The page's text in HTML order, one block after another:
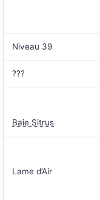
Niveau 39
???
Baie Sitrus
Lame d’Air